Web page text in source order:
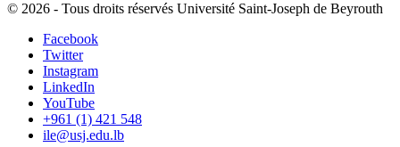
© 2026 - Tous droits réservés Université Saint-Joseph de Beyrouth
Facebook
Twitter
Instagram
LinkedIn
YouTube
+961 (1) 421 548
ile@usj.edu.lb